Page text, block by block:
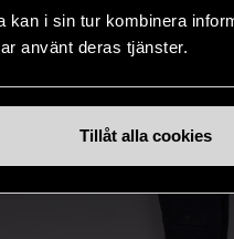
i sin tur kombinera
använt deras tjänster.
Tillåt alla cookies